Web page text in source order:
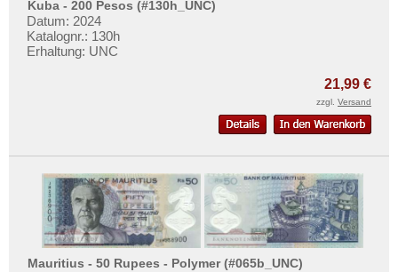
Kuba - 200 Pesos (#130h_UNC)
Datum: 2024
Katalognr.: 130h
Erhaltung: UNC
21,99 €
zzgl. Versand
Mauritius - 50 Rupees - Polymer (#065b_UNC)